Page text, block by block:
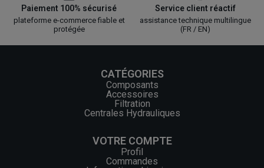
Paiement 100% sécurisé
plateforme e-commerce fiable et
protégée
Service client réactif
assistance technique multilingue
(FR / EN)
CATÉGORIES
Composants
Accessoires
Filtration
Centrales Hydrauliques
VOTRE COMPTE
Profil
Commandes